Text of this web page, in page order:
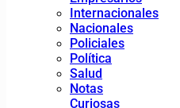
Internacionales
Nacionales
Policiales
Política
Salud
Notas
Curiosas